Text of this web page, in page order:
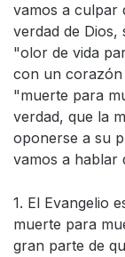
vamos a culpar
verdad de Dios,
"olor de vida
con un corazón
"muerte para
verdad, que la
oponerse a su
vamos a hablar
1. El Evangelio
muerte para
gran parte de